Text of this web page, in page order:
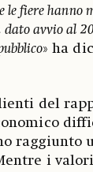
le fiere
dato avvio al
» ha
del
i valori